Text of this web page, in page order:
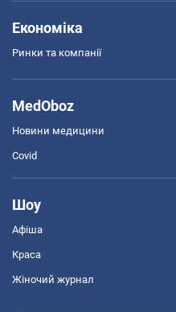
Економіка
Ринки та компанії
MedOboz
Новини медицини
Covid
Шоу
Афіша
Краса
Жіночий журнал